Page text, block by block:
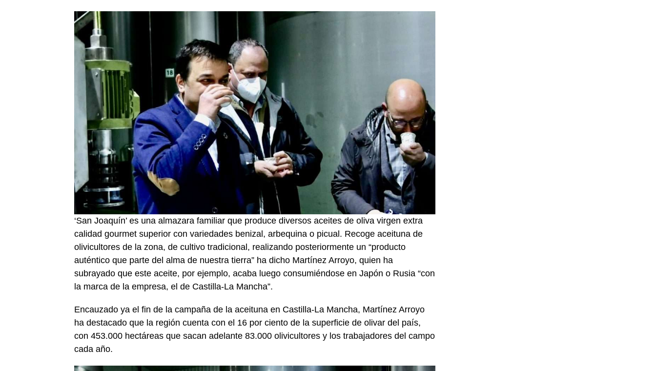
‘San Joaquín’ es una almazara familiar que produce diversos aceites de oliva virgen extra
calidad gourmet superior con variedades benizal, arbequina o picual. Recoge aceituna de
olivicultores de la zona, de cultivo tradicional, realizando posteriormente un “producto
auténtico que parte del alma de nuestra tierra” ha dicho Martínez Arroyo, quien ha
subrayado que este aceite, por ejemplo, acaba luego consumiéndose en Japón o Rusia “con
la marca de la empresa, el de Castilla-La Mancha”.
Encauzado ya el fin de la campaña de la aceituna en Castilla-La Mancha, Martínez Arroyo
ha destacado que la región cuenta con el 16 por ciento de la superficie de olivar del país,
con 453.000 hectáreas que sacan adelante 83.000 olivicultores y los trabajadores del campo
cada año.